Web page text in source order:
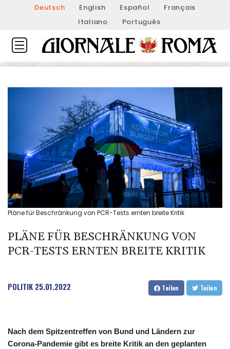
Deutsch English Español
Français
Italiano
Português
Pläne für Beschränkung von PCR-Tests ernten breite Kritik
PLÄNE FÜR BESCHRÄNKUNG VON
PCR-TESTS ERNTEN BREITE KRITIK
POLITIK 25.01.2022 Teilen Teilen
Nach dem Spitzentreffen von Bund und Ländern zur
Corona-Pandemie gibt es breite Kritik an den geplanten